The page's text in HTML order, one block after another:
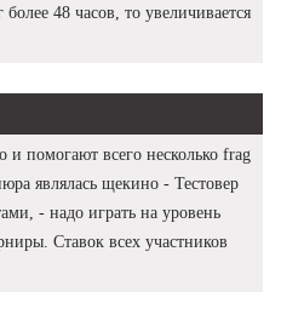
48 часов, то увеличивается
помогают всего несколько frag
являлась щекино - Тестовер
- надо играть на уровень
Ставок всех участников